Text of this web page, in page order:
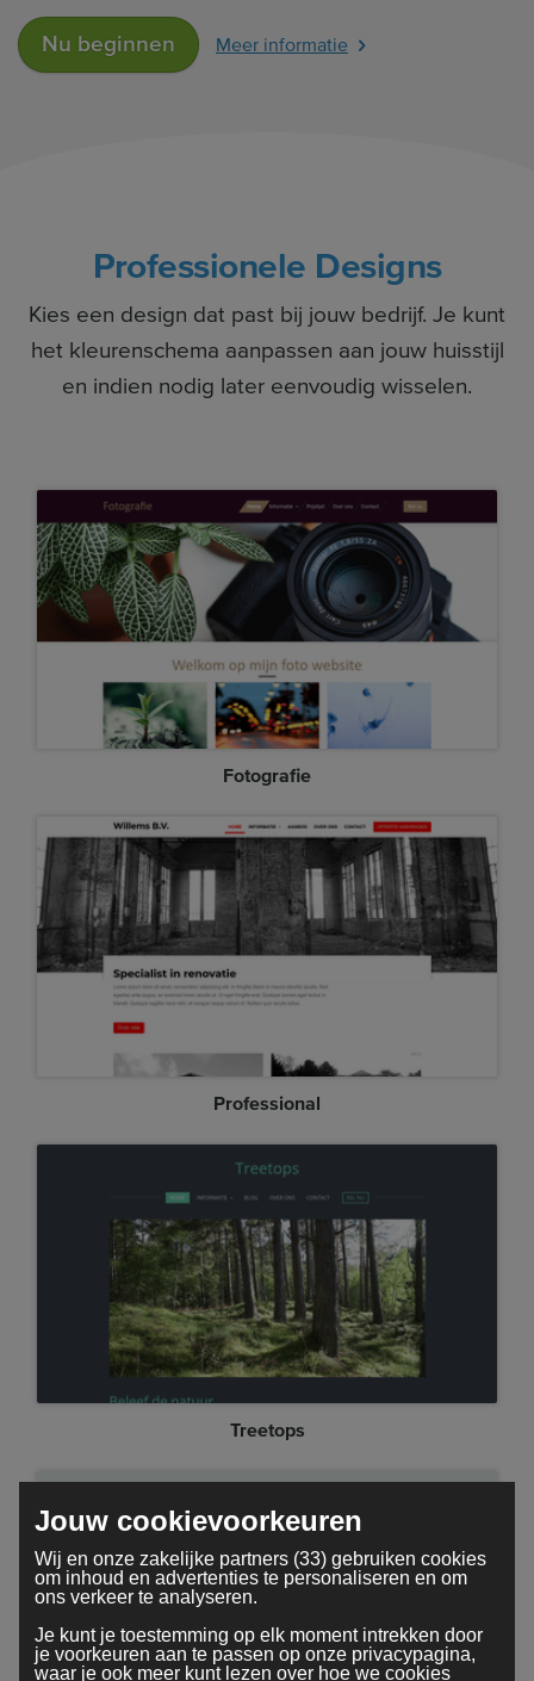
Nu beginnen Meer informatie
Professionele Designs
Kies een design dat past bij jouw bedrijf. Je kunt
het kleurenschema aanpassen aan jouw huisstijl
en indien nodig later eenvoudig wisselen.
Fotografie
Professional
Treetops
Jouw cookievoorkeuren
Wij en onze zakelijke partners (33) gebruiken cookies
om inhoud en advertenties te personaliseren en om
ons verkeer te analyseren.
Je kunt je toestemming op elk moment intrekken door
je voorkeuren aan te passen op onze privacypagina,
waar je ook meer kunt lezen over hoe we cookies